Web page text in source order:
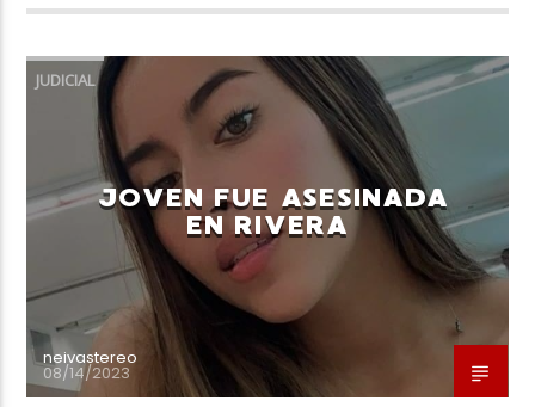
JUDICIAL
JOVEN FUE ASESINADA
EN RIVERA
neivastereo
08/14/2023